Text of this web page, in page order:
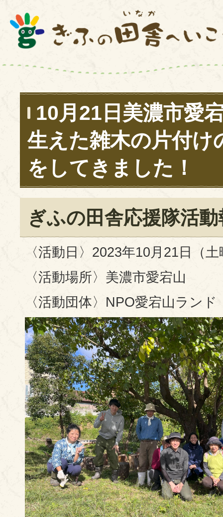
10月21日美濃市愛
生えた雑木の片付け
をしてきました！
ぎふの田舎応援隊活動
〈活動日〉2023年10月21日（
〈活動場所〉美濃市愛宕山
〈活動団体〉NPO愛宕山ランド